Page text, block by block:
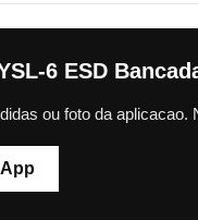
6 ESD
ou foto da